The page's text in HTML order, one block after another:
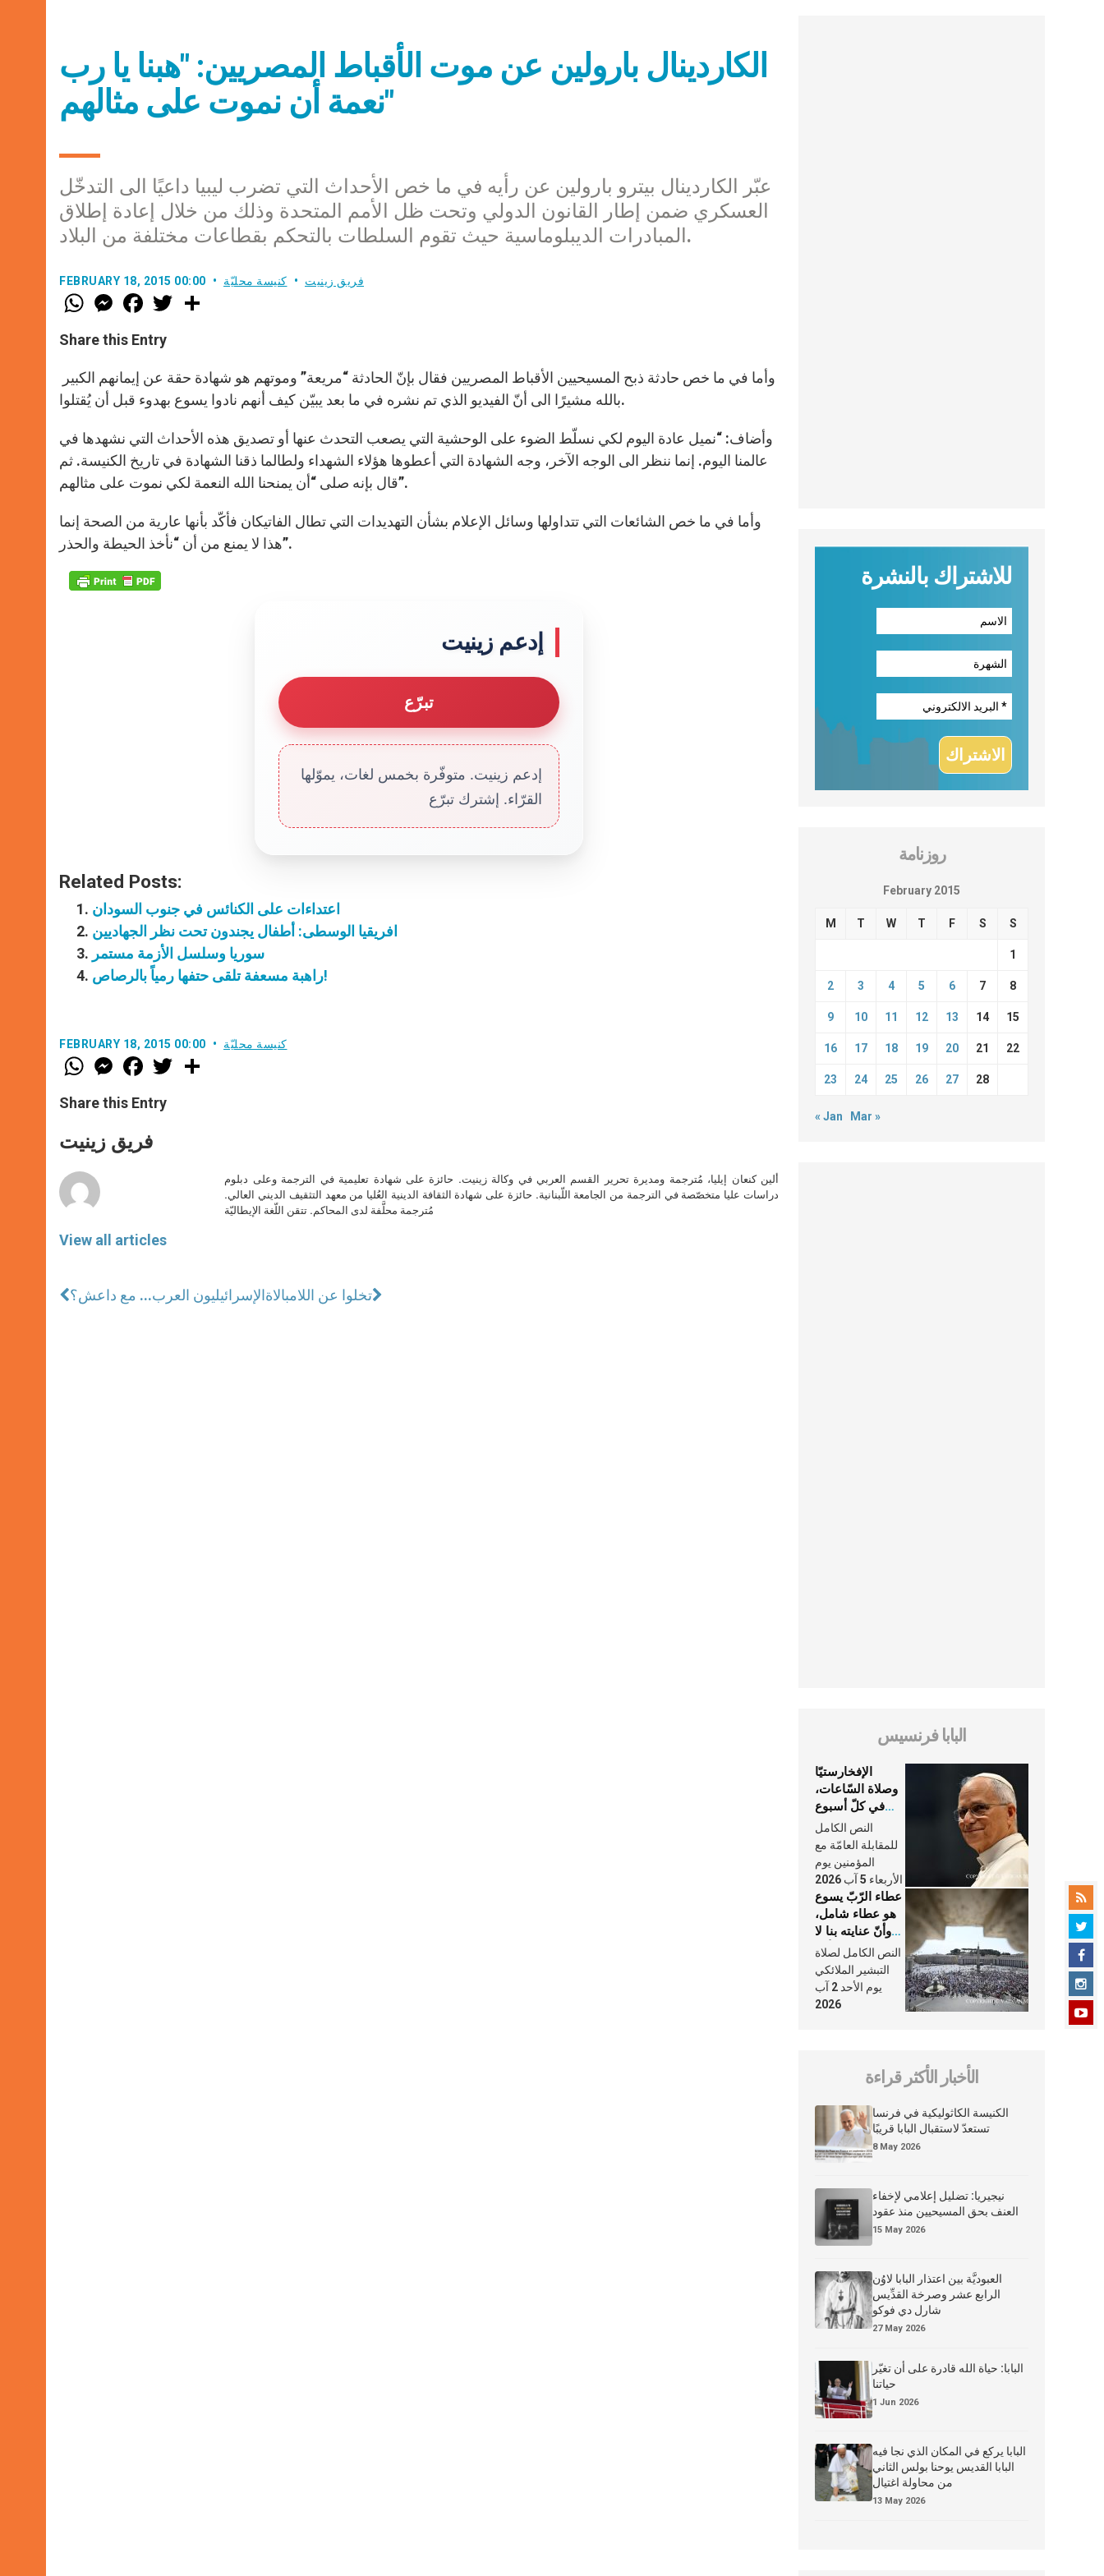
الكاردينال بارولين عن موت الأقباط المصريين: "هبنا يا رب
نعمة أن نموت على مثالهم"
عبّر الكاردينال بيترو بارولين عن رأيه في ما خص الأحداث التي تضرب ليبيا داعيًا الى التدخّل
العسكري ضمن إطار القانون الدولي وتحت ظل الأمم المتحدة وذلك من خلال إعادة إطلاق
المبادرات الديبلوماسية حيث تقوم السلطات بالتحكم بقطاعات مختلفة من البلاد.
FEBRUARY 18, 2015 00:00 فريق زينيت كنيسة محليّة
W
h
t
s
p
p
M
e
s
e
g
e
r
F
a
e
b
o
k
w
r
Share this Entry
بالله مشيرًا الى أنّ الفيديو الذي تم نشره في ما بعد يبيّن كيف أنهم نادوا يسوع بهدوء قبل أن يُقتلوا.
وأضاف: “نميل عادة اليوم لكي نسلّط الضوء على الوحشية التي يصعب التحدث عنها أو تصديق هذه الأحداث التي نشهدها في
عالمنا اليوم. إنما ننظر الى الوجه الآخر، وجه الشهادة التي أعطوها هؤلاء الشهداء ولطالما ذقنا الشهادة في تاريخ الكنيسة. ثم
قال بإنه صلى “أن يمنحنا الله النعمة لكي نموت على مثالهم”.
وأما في ما خص الشائعات التي تتداولها وسائل الإعلام بشأن التهديدات التي تطال الفاتيكان فأكّد بأنها عارية من الصحة إنما
هذا لا يمنع من أن “نأخذ الحيطة والحذر”.
إدعم زينيت
تبرّع
إدعم زينيت. متوفّرة بخمس لغات، يموّلها
القرّاء. إشترك تبرّع
Related Posts:
اعتداءات على الكنائس في جنوب السودان
افريقيا الوسطى: أطفال يجندون تحت نظر الجهاديين
سوريا وسلسل الأزمة مستمر
راهبة مسعفة تلقى حتفها رمياً بالرصاص!
FEBRUARY 18, 2015 00:00 كنيسة محليّة
W
h
t
s
p
p
M
e
s
e
g
e
F
a
e
b
o
k
w
Share this Entry
فريق زينيت
View all articles
ألين كنعان إيليا، مُترجمة ومديرة تحرير القسم العربي في وكالة زينيت. حائزة على شهادة تعليمية في الترجمة وعلى دبلوم
دراسات عليا متخصّصة في الترجمة من الجامعة اللّبنانية. حائزة على شهادة الثقافة الدينية العُليا من معهد التثقيف الديني العالي.
مُترجمة محلَّفة لدى المحاكم. تتقن اللّغة الإيطاليّة
الإسرائيليون العرب... مع داعش؟تخلوا عن اللامبالاة
للاشتراك بالنشرة
روزنامة
February 2015
M T W T F S S
1
2 3 4 5 6 7 8
9 10 11 12 13 14 15
16 17 18 19 20 21 22
23 24 25 26 27 28
« Jan Mar »
البابا فرنسيس
الإفخارستيّا
وصلاة السّاعات،
في كلّ أسبوع
وكلّ يوم، هما
النَّفَس في حياة
الكنيسة
النص الكامل
للمقابلة العامّة مع
المؤمنين يوم
الأربعاء 5 آب 2026
عطاء الرّبّ يسوع
هو عطاء شامل،
وأنّ عنايته بنا لا
تغيب عنّا أبدًا
النص الكامل لصلاة
التبشير الملائكي
يوم الأحد 2 آب
2026
الأخبار الأكثر قراءة
الكنيسة الكاثوليكية في فرنسا
تستعدّ لاستقبال البابا قريبًا
8 May 2026
نيجيريا: تضليل إعلامي لإخفاء
العنف بحق المسيحيين منذ عقود
15 May 2026
العبوديَّة بين اعتذار البابا لاوُن
الرابع عشر وصرخة القدِّيس
شارل دي فوكو
27 May 2026
البابا: حياة الله قادرة على أن تغيّر
حياتنا
1 Jun 2026
البابا يركع في المكان الذي نجا فيه
البابا القديس يوحنا بولس الثاني
من محاولة اغتيال
13 May 2026